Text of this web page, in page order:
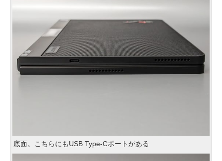
底面。こちらにもUSB Type-Cポートがある